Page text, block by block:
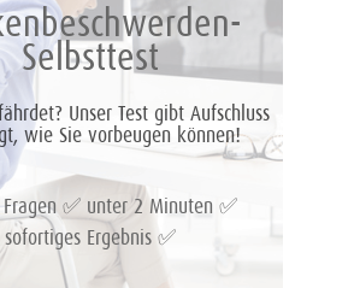
Selbsttest
Unser Test gibt Aufschluss
wie Sie vorbeugen können!
✅ unter 2 Minuten ✅
sofortiges Ergebnis ✅